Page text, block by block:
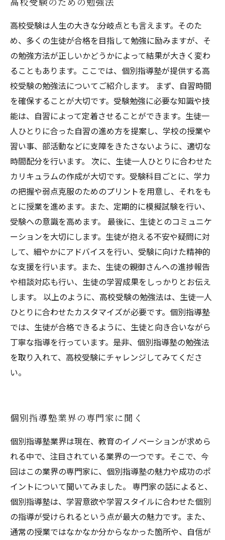
高校受験は人生の大きな分岐点とも言えます。そのた
め、多くの生徒が合格を目指して勉強に励みますが、そ
の勉強方法が正しいかどうかによって結果が大きく変わ
ることもあります。ここでは、個別指導塾が提供する高
校受験の勉強法についてご紹介します。 まず、自習時間
を確保することが大切です。受験勉強に必要な知識や技
能は、自習によって定着させることができます。生徒一
人ひとりに合った自習の進め方を提案し、学校の授業や
習い事、部活動などに支障をきたさないように、適切な
時間配分を行います。 次に、生徒一人ひとりに合わせた
カリキュラムの作成が大切です。受験科目ごとに、学力
の把握や弱点克服のためのプリントを用意し、それをも
とに授業を進めます。また、定期的に模擬試験を行い、
受験への意識を高めます。 最後に、生徒とのコミュニケ
ーションを大切にします。生徒が抱える不安や疑問に対
して、細やかにアドバイスを行い、受験に向けた精神的
な支援を行います。また、生徒の親御さんへの進捗報告
や相談対応も行い、生徒の学習成果をしっかりとお伝え
します。 以上のように、高校受験の勉強法は、生徒一人
ひとりに合わせたカスタマイズが必要です。個別指導塾
では、生徒が合格できるように、生徒と向き合いながら
丁寧な指導を行っています。是非、個別指導塾の勉強法
を取り入れて、高校受験にチャレンジしてみてくださ
い。
個別指導塾業界の専門家に聞く
個別指導塾業界は現在、教育のイノベーションが求めら
れる中で、注目されている業界の一つです。そこで、今
回はこの業界の専門家に、個別指導塾の魅力や成功のポ
イントについて聞いてみました。 専門家の話によると、
個別指導塾は、学習意欲や学習スタイルに合わせた個別
の指導が受けられるという点が最大の魅力です。また、
通常の授業ではなかなか分からなかった箇所や、自信が